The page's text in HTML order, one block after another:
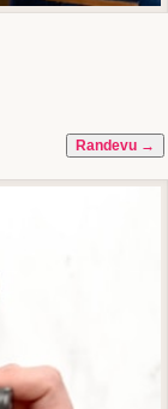
Randevu →